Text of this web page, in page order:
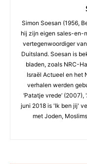
Simon Soesan (1956,
hij zijn eigen sales-en-
vertegenwoordiger
Duitsland. Soesan is
bladen, zoals NRC-
Israël Actueel en het
verhalen werden
‘Patatje vrede’
juni 2018 is 'Ik ben jij'
met Joden,